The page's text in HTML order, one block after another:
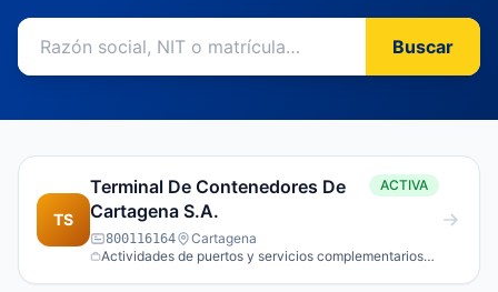
Buscar
TS
Terminal De Contenedores De
Cartagena S.A.
ACTIVA
800116164
Cartagena
Actividades de puertos y servicios complementarios